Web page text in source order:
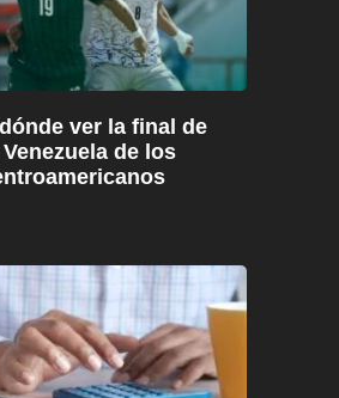
ver la final de
de los